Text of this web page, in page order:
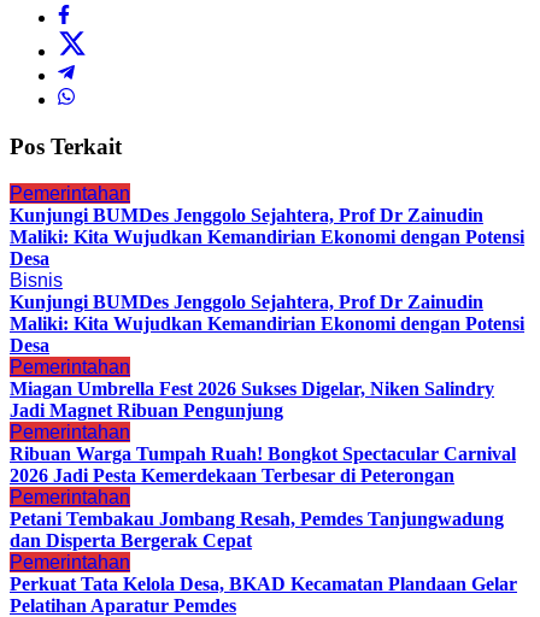
Pos Terkait
Pemerintahan
Kunjungi BUMDes Jenggolo Sejahtera, Prof Dr Zainudin
Maliki: Kita Wujudkan Kemandirian Ekonomi dengan Potensi
Desa
Bisnis
Kunjungi BUMDes Jenggolo Sejahtera, Prof Dr Zainudin
Maliki: Kita Wujudkan Kemandirian Ekonomi dengan Potensi
Desa
Pemerintahan
Miagan Umbrella Fest 2026 Sukses Digelar, Niken Salindry
Jadi Magnet Ribuan Pengunjung
Pemerintahan
Ribuan Warga Tumpah Ruah! Bongkot Spectacular Carnival
2026 Jadi Pesta Kemerdekaan Terbesar di Peterongan
Pemerintahan
Petani Tembakau Jombang Resah, Pemdes Tanjungwadung
dan Disperta Bergerak Cepat
Pemerintahan
Perkuat Tata Kelola Desa, BKAD Kecamatan Plandaan Gelar
Pelatihan Aparatur Pemdes